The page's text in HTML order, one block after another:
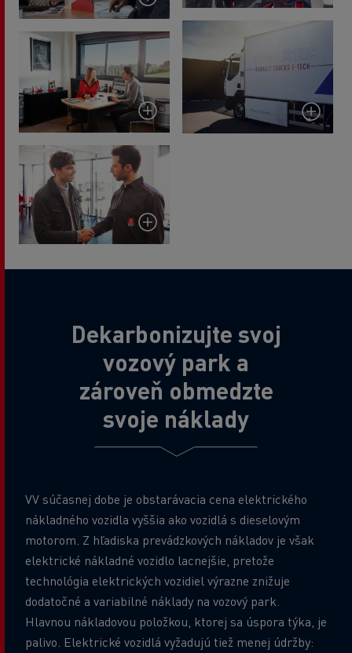
Dekarbonizujte svoj
vozový park a
zároveň obmedzte
svoje náklady
VV súčasnej dobe je obstarávacia cena elektrického
nákladného vozidla vyššia ako vozidlá s dieselovým
motorom. Z hľadiska prevádzkových nákladov je však
elektrické nákladné vozidlo lacnejšie, pretože
technológia elektrických vozidiel výrazne znižuje
dodatočné a variabilné náklady na vozový park.
Hlavnou nákladovou položkou, ktorej sa úspora týka, je
palivo. Elektrické vozidlá vyžadujú tiež menej údržby: